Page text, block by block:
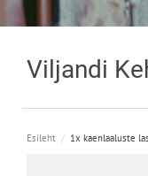
Viljandi
Esileht / 1x kaenlaaluste